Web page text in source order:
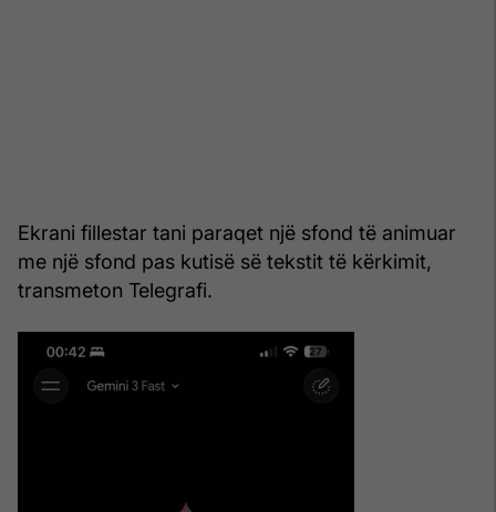
Ekrani fillestar tani paraqet një sfond të animuar
me një sfond pas kutisë së tekstit të kërkimit,
transmeton Telegrafi.